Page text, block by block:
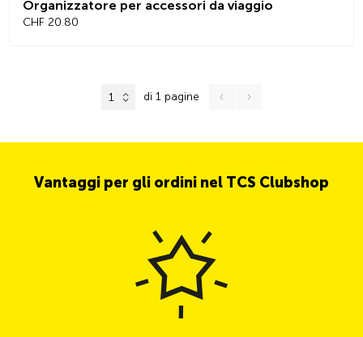
Organizzatore per accessori da viaggio
CHF 20.80
1 di 1 pagine
Vantaggi per gli ordini nel TCS Clubshop